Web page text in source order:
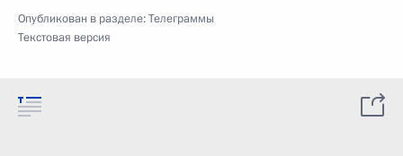
Опубликован в разделе:Телеграммы
Текстовая версия